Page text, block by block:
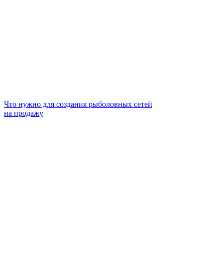
Что нужно для создания рыболовных сетей
на продажу